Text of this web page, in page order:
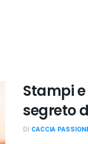
Stampi
segreto
DI CACCIA